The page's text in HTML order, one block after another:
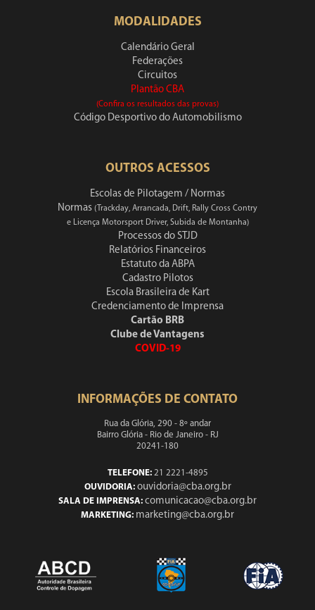
MODALIDADES
Calendário Geral
Federações
Circuitos
Plantão CBA
(Confira os resultados das provas)
Código Desportivo do Automobilismo
OUTROS ACESSOS
Escolas de Pilotagem / Normas
Normas (Trackday, Arrancada, Drift, Rally Cross Contry
e Licença Motorsport Driver, Subida de Montanha)
Processos do STJD
Relatórios Financeiros
Estatuto da ABPA
Cadastro Pilotos
Escola Brasileira de Kart
Credenciamento de Imprensa
Cartão BRB
Clube de Vantagens
COVID-19
INFORMAÇÕES DE CONTATO
Rua da Glória, 290 - 8º andar
Bairro Glória - Rio de Janeiro - RJ
20241-180
TELEFONE:21 2221-4895
OUVIDORIA: ouvidoria@cba.org.br
SALA DE IMPRENSA: comunicacao@cba.org.br
MARKETING: marketing@cba.org.br